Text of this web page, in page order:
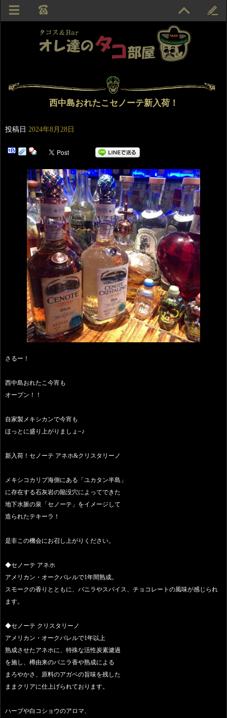
西中島おれたこセノーテ新入荷！
投稿日 2024年8月28日
さるー！
西中島おれたこ今宵も
オープン！！
自家製メキシカンで今宵も
ほっとに盛り上がりましょ~♪
新入荷！セノーテ アネホ&クリスタリーノ
メキシコカリブ海側にある「ユカタン半島」
に存在する石灰岩の陥没穴によってできた
地下水脈の泉「セノーテ」をイメージして
造られたテキーラ！
是非この機会にお召し上がりください。
◆セノーテ アネホ
アメリカン・オークバレルで1年間熟成。
スモークの香りとともに、バニラやスパイス、チョコレートの風味が感じられ
ます。
◆セノーテ クリスタリーノ
アメリカン・オークバレルで1年以上
熟成させたアネホに、特殊な活性炭素濾過
を施し、樽由来のバニラ香や熟成による
まろやかさ、原料のアガベの旨味を残した
ままクリアに仕上げられております。
ハーブや白コショウのアロマ、